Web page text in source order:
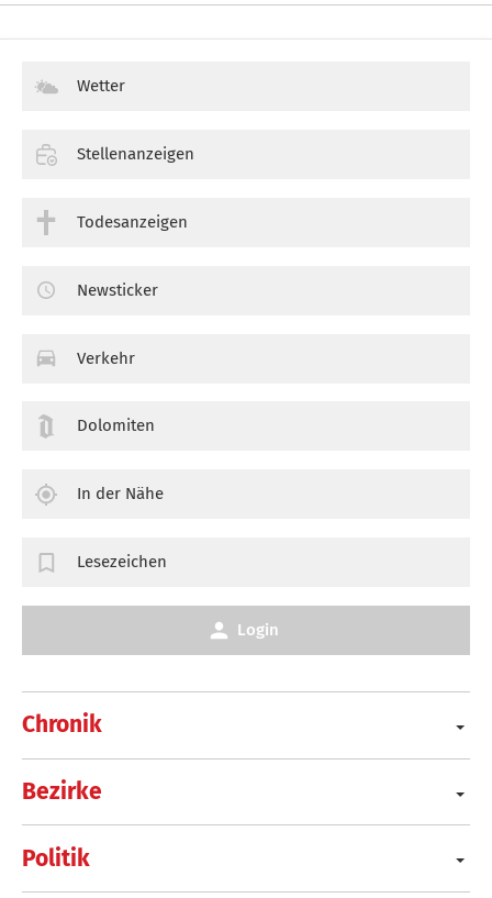
Chronik
Bezirke
Politik
Wetter
Stellenanzeigen
Todesanzeigen
Newsticker
Verkehr
Dolomiten
In der Nähe
Lesezeichen
Login